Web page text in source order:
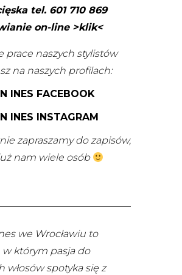
tel. 601 710 869
on-line >klik<
prace naszych stylistów
na naszych profilach:
INES FACEBOOK
INES INSTAGRAM
zapraszamy do zapisów,
nam wiele osób
we Wrocławiu to
w którym pasja do
włosów spotyka się z